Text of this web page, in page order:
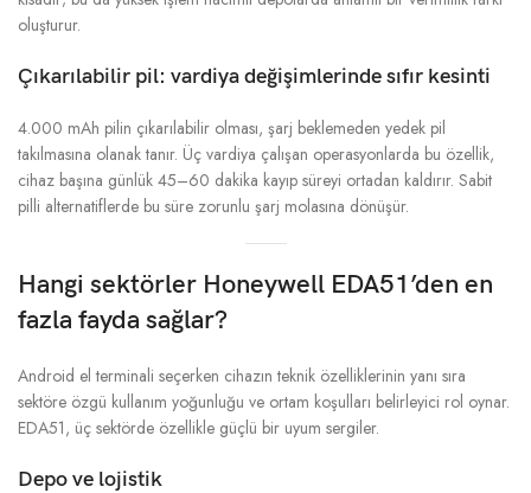
oluşturur.
Çıkarılabilir pil: vardiya değişimlerinde sıfır kesinti
4.000 mAh pilin çıkarılabilir olması, şarj beklemeden yedek pil
takılmasına olanak tanır. Üç vardiya çalışan operasyonlarda bu özellik,
cihaz başına günlük 45–60 dakika kayıp süreyi ortadan kaldırır. Sabit
pilli alternatiflerde bu süre zorunlu şarj molasına dönüşür.
Hangi sektörler Honeywell EDA51’den en
fazla fayda sağlar?
Android el terminali seçerken cihazın teknik özelliklerinin yanı sıra
sektöre özgü kullanım yoğunluğu ve ortam koşulları belirleyici rol oynar.
EDA51, üç sektörde özellikle güçlü bir uyum sergiler.
Depo ve lojistik